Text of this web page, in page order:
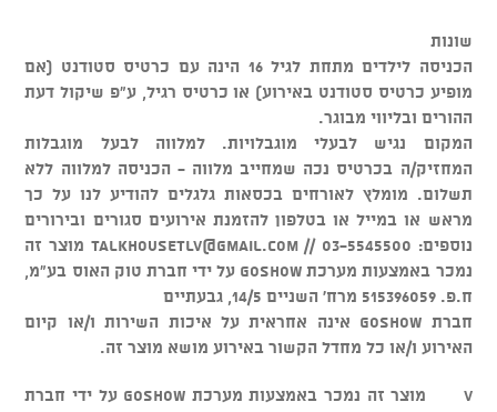
שונות
הכניסה לילדים מתחת לגיל 16 הינה עם כרטיס סטודנט (אם
מופיע כרטיס סטודנט באירוע) או כרטיס רגיל, ע"פ שיקול דעת
ההורים ובליווי מבוגר.
המקום נגיש לבעלי מוגבלויות. למלווה לבעל מוגבלות
המחזיק/ה בכרטיס נכה שמחייב מלווה - הכניסה למלווה ללא
תשלום. מומלץ לאורחים בכסאות גלגלים להודיע לנו על כך
מראש או במייל או בטלפון להזמנת אירועים סגורים ובירורים
נוספים: 03-5545500 //
talkhousetlv@gmail.com מוצר זה
נמכר באמצעות מערכת GOSHOW על ידי חברת טוק האוס בע"מ,
ח.פ. 515396059 מרח' השניים 14/5, גבעתיים
חברת GOSHOW אינה אחראית על איכות השירות ו/או קיום
האירוע ו/או כל מחדל הקשור באירוע מושא מוצר זה.
v מוצר זה נמכר באמצעות מערכת GOSHOW על ידי חברת